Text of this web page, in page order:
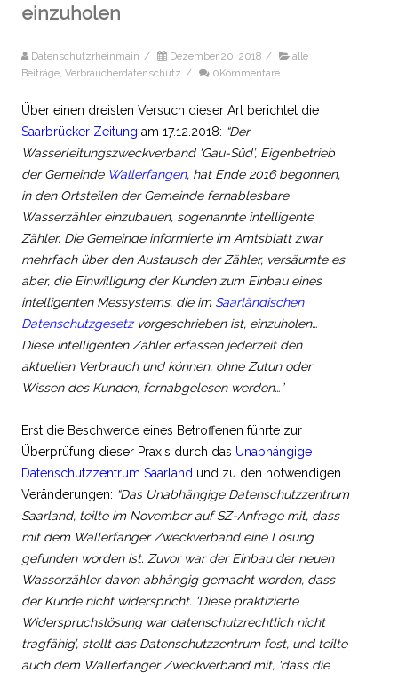
einzuholen
Datenschutzrheinmain / Dezember 20, 2018 /
alle
Beiträge Verbraucherdatenschutz / 0Kommentare
Über einen dreisten Versuch dieser Art berichtet die
Saarbrücker Zeitung am 17.12.2018: “Der
Wasserleitungszweckverband ‘Gau-Süd’, Eigenbetrieb
der Gemeinde Wallerfangen, hat Ende 2016 begonnen,
in den Ortsteilen der Gemeinde fernablesbare
Wasserzähler einzubauen, sogenannte intelligente
Zähler. Die Gemeinde informierte im Amtsblatt zwar
mehrfach über den Austausch der Zähler, versäumte es
aber, die Einwilligung der Kunden zum Einbau eines
intelligenten Messystems, die im Saarländischen
Datenschutzgesetzvorgeschrieben ist, einzuholen…
Diese intelligenten Zähler erfassen jederzeit den
aktuellen Verbrauch und können, ohne Zutun oder
Wissen des Kunden, fernabgelesen werden…”
Erst die Beschwerde eines Betroffenen führte zur
Überprüfung dieser Praxis durch das Unabhängige
Datenschutzzentrum Saarland und zu den notwendigen
Veränderungen: “Das Unabhängige Datenschutzzentrum
Saarland, teilte im November auf SZ-Anfrage mit, dass
mit dem Wallerfanger Zweckverband eine Lösung
gefunden worden ist. Zuvor war der Einbau der neuen
Wasserzähler davon abhängig gemacht worden, dass
der Kunde nicht widerspricht. ‘Diese praktizierte
Widerspruchslösung war datenschutzrechtlich nicht
tragfähig’, stellt das Datenschutzzentrum fest, und teilte
auch dem Wallerfanger Zweckverband mit, ‘dass die